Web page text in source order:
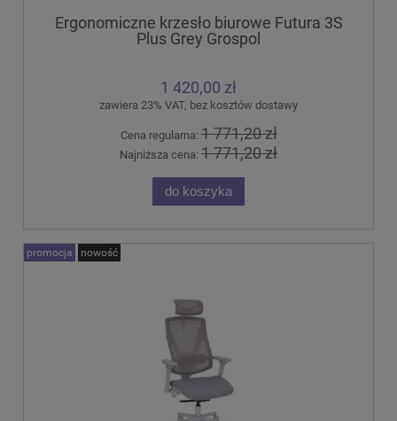
Ergonomiczne krzesło biurowe Futura 3S
Plus Grey Grospol
1 420,00 zł
zawiera 23% VAT, bez kosztów dostawy
Cena regularna:1 771,20 zł
Najniższa cena: 1 771,20 zł
do koszyka
promocja nowość